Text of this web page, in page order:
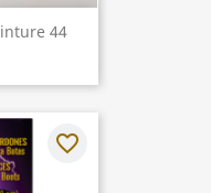
44
favorite_border